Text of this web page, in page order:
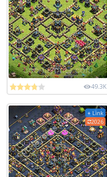
49.3K
+ Link
2026